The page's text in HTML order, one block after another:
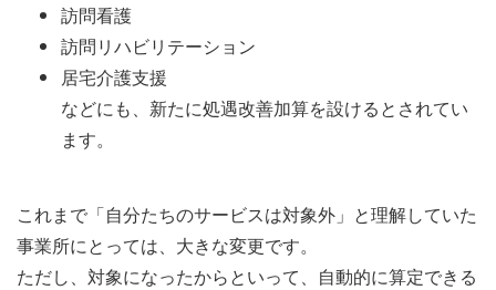
訪問看護
訪問リハビリテーション
居宅介護支援
などにも、新たに処遇改善加算を設けるとされてい
ます。
これまで「自分たちのサービスは対象外」と理解していた
事業所にとっては、大きな変更です。
ただし、対象になったからといって、自動的に算定できる